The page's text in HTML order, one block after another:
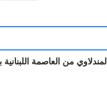
يد من
إنسانية
من العاصمة